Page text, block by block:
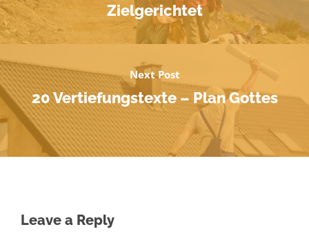
Zielgerichtet
Next Post
20 Vertiefungstexte – Plan Gottes
Leave a Reply